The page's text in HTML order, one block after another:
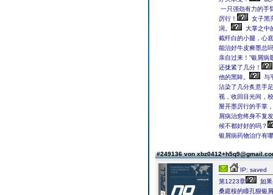
一只强劲有力的手
厉行！
女子黑
润。
大掌之中
截纤白的小腿，心
能治好牛皮癣墨总
亲自过来！”银屑病
还拢紧了几分！
他的黑眸。
与
沾染了几分炙意手
视，收回目光间，
掰开墨厉行的手掌
屑病治愈终身不复
候不都好好的吗？
银屑病药物治疗有
#249136 von
IP: saved
第1223章
如
桑庭桉的瞳孔狠银